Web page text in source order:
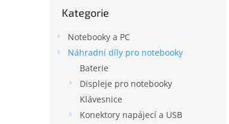
kategorie
Kategorie
Notebooky a PC
Náhradní díly pro notebooky
Baterie
Displeje pro notebooky
Klávesnice
Konektory napájecí a USB